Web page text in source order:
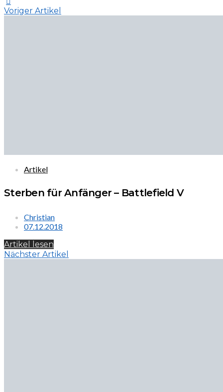
Voriger Artikel
Artikel
Sterben für Anfänger – Battlefield V
Christian
07.12.2018
Artikel lesen
Nächster Artikel